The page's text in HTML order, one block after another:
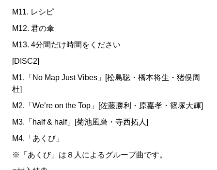
M11. レシピ
M12. 君の傘
M13. 4分間だけ時間をください
[DISC2]
M1.「No Map Just Vibes」[松島聡・橋本将生・猪俣周
杜]
M2.「We’re on the Top」[佐藤勝利・原嘉孝・篠塚大輝]
M3.「half & half」[菊池風磨・寺西拓人]
M4.「あくび」
※「あくび」は８人によるグループ曲です。